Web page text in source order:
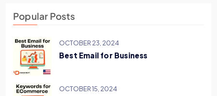
Popular Posts
OCTOBER 23, 2024
Best Email for Business
OCTOBER 15, 2024